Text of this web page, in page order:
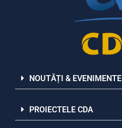
NOUTĂȚI & EVENIMENTE
PROIECTELE CDA